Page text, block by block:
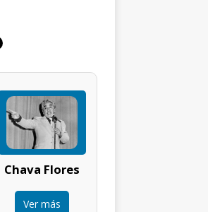
Chava Flores
Ver más